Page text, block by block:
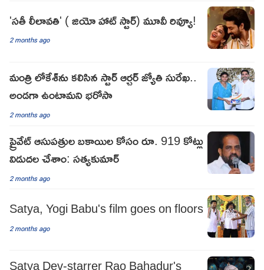
'సతీ లీలావతి' ( జియో హాట్ స్టార్) మూవీ రివ్యూ!
2 months ago
మంత్రి లోకేశ్‌ను కలిసిన స్టార్ ఆర్చర్ జ్యోతి సురేఖ..
అండగా ఉంటామని భరోసా
2 months ago
ప్రైవేట్ ఆసుపత్రుల బకాయిల కోసం రూ. 919 కోట్లు
విడుదల చేశాం: సత్యకుమార్
2 months ago
Satya, Yogi Babu's film goes on floors
2 months ago
Satya Dev-starrer Rao Bahadur's